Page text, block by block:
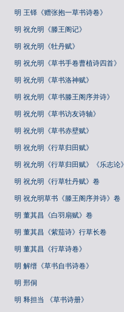
明 王铎《赠张抱一草书诗卷》
明 祝允明《滕王阁记》
明 祝允明《牡丹赋》
明 祝允明《草书手卷曹植诗四首》
明 祝允明《草书洛神赋》
明 祝允明《草书滕王阁序并诗》
明 祝允明《草书访友诗轴》
明 祝允明《草书赤壁赋》
明 祝允明《行草归田赋》
明 祝允明《行草归田赋》《乐志论》
明 祝允明《行草牡丹赋》卷
明 祝允明草书《滕王阁序并诗》卷
明 董其昌《白羽扇赋》卷
明 董其昌《紫茄诗》行草长卷
明 董其昌《行草诗卷》
明 解缙《草书自书诗卷》
明 邢侗
明 释担当 《草书诗册》